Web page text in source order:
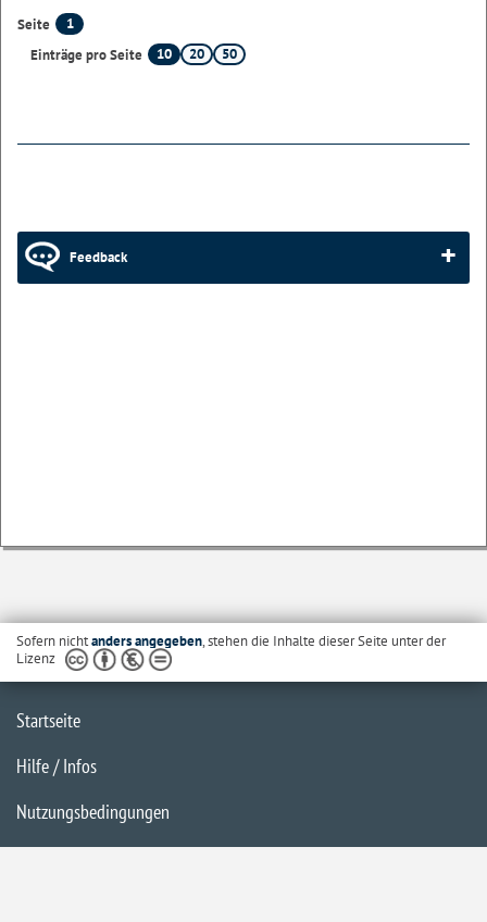
Seite
1
Einträge pro Seite
10 20 50
Feedback
Sofern nichtanders angegeben, stehen die Inhalte dieser Seite unter der
Lizenz
Startseite
Hilfe / Infos
Nutzungsbedingungen